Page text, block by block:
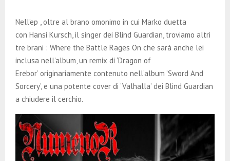
Nell’ep , oltre al brano omonimo in cui Marko duetta
con Hansi Kursch, il singer dei Blind Guardian, troviamo altri
tre brani : Where the Battle Rages On che sarà anche lei
inclusa nell’album, un remix di ‘Dragon of
Erebor’ originariamente contenuto nell’album ‘Sword And
Sorcery’, e una potente cover di ‘Valhalla’ dei Blind Guardian
a chiudere il cerchio.